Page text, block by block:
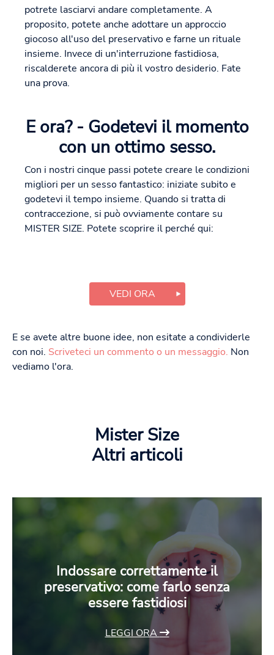
potrete lasciarvi andare completamente. A
proposito, potete anche adottare un approccio
giocoso all'uso del preservativo e farne un rituale
insieme. Invece di un'interruzione fastidiosa,
riscalderete ancora di più il vostro desiderio. Fate
una prova.
E ora? - Godetevi il momento
con un ottimo sesso.
Con i nostri cinque passi potete creare le condizioni
migliori per un sesso fantastico: iniziate subito e
godetevi il tempo insieme. Quando si tratta di
contraccezione, si può ovviamente contare su
MISTER SIZE. Potete scoprire il perché qui:
VEDI ORA
E se avete altre buone idee, non esitate a condividerle
con noi. Scriveteci un commento o un messaggio. Non
vediamo l'ora.
Mister Size
Altri articoli
Indossare correttamente il
preservativo: come farlo senza
essere fastidiosi
LEGGI ORA